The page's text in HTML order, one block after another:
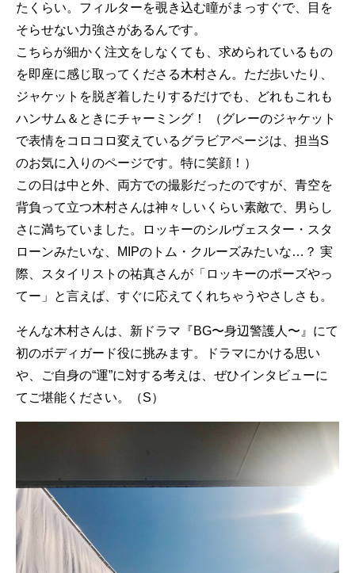
たくらい。フィルターを覗き込む瞳がまっすぐで、目を
そらせない力強さがあるんです。
こちらが細かく注文をしなくても、求められているもの
を即座に感じ取ってくださる木村さん。ただ歩いたり、
ジャケットを脱ぎ着したりするだけでも、どれもこれも
ハンサム＆ときにチャーミング！ （グレーのジャケット
で表情をコロコロ変えているグラビアページは、担当S
のお気に入りのページです。特に笑顔！）
この日は中と外、両方での撮影だったのですが、青空を
背負って立つ木村さんは神々しいくらい素敵で、男らし
さに満ちていました。ロッキーのシルヴェスター・スタ
ローンみたいな、MIPのトム・クルーズみたいな…？ 実
際、スタイリストの祐真さんが「ロッキーのポーズやっ
てー」と言えば、すぐに応えてくれちゃうやさしさも。
そんな木村さんは、新ドラマ『BG〜身辺警護人〜』にて
初のボディガード役に挑みます。ドラマにかける思い
や、ご自身の“運”に対する考えは、ぜひインタビューに
てご堪能ください。（S）